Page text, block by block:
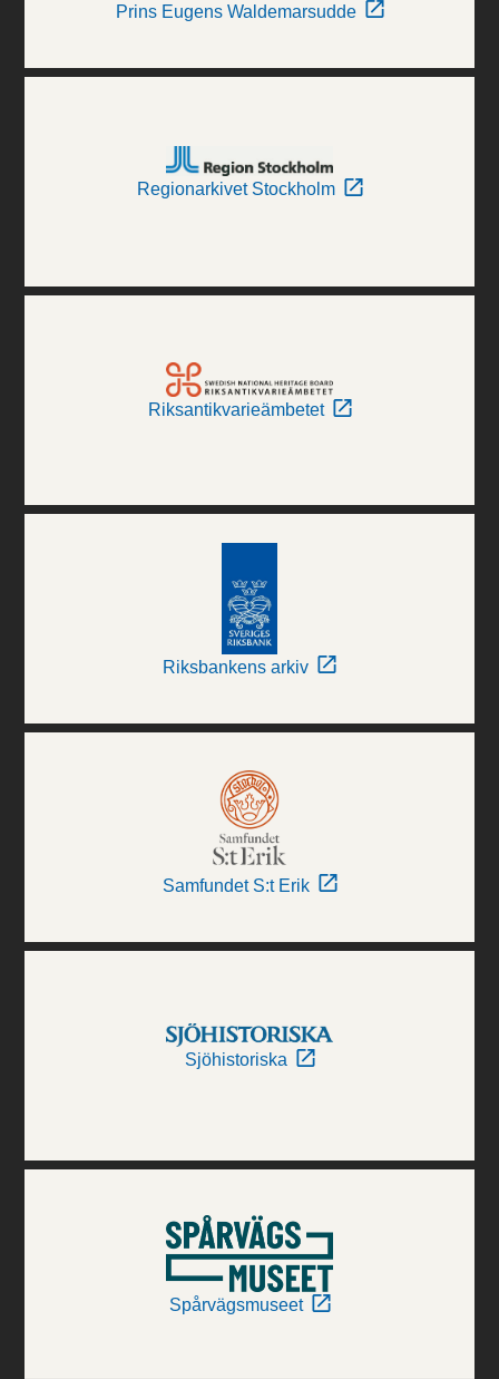
Prins Eugens Waldemarsudde
Regionarkivet Stockholm
Riksantikvarieämbetet
Riksbankens arkiv
Samfundet S:t Erik
Sjöhistoriska
Spårvägsmuseet